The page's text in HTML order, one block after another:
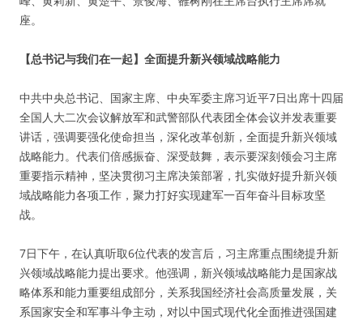
座。
【总书记与我们在一起】全面提升新兴领域战略能力
中共中央总书记、国家主席、中央军委主席习近平7日出席十四届
全国人大二次会议解放军和武警部队代表团全体会议并发表重要
讲话，强调要强化使命担当，深化改革创新，全面提升新兴领域
战略能力。代表们倍感振奋、深受鼓舞，表示要深刻领会习主席
重要指示精神，坚决贯彻习主席决策部署，扎实做好提升新兴领
域战略能力各项工作，聚力打好实现建军一百年奋斗目标攻坚
战。
7日下午，在认真听取6位代表的发言后，习主席重点围绕提升新
兴领域战略能力提出要求。他强调，新兴领域战略能力是国家战
略体系和能力重要组成部分，关系我国经济社会高质量发展，关
系国家安全和军事斗争主动，对以中国式现代化全面推进强国建